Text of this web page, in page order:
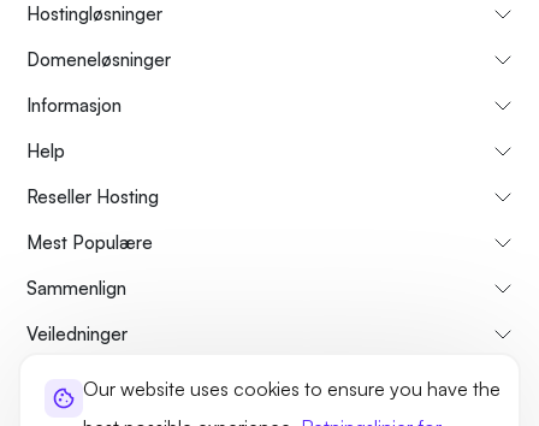
Our website uses cookies to ensure you have the
Hostingløsninger
Domeneløsninger
Informasjon
Help
Reseller Hosting
Mest Populære
Sammenlign
Veiledninger
Om oss